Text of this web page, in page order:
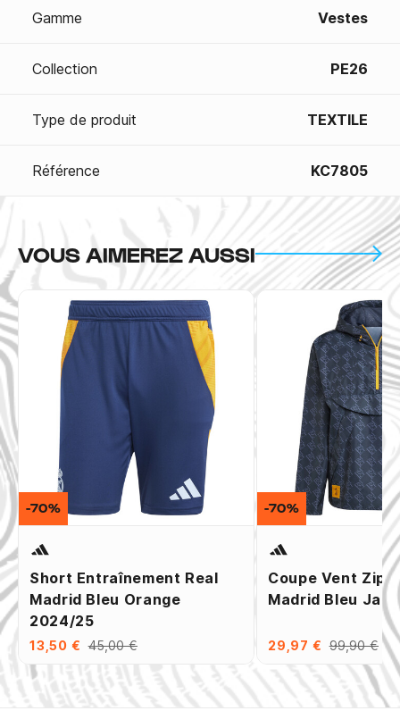
Gamme Vestes
Collection PE26
Type de produit TEXTILE
Référence KC7805
VOUS AIMEREZ AUSSI
Short Entraînement Real
Madrid Bleu Orange
2024/25
13,50 € 45,00 €
-70%
Coupe Vent
Madrid Bleu
29,97 € 99,90 €
-70%